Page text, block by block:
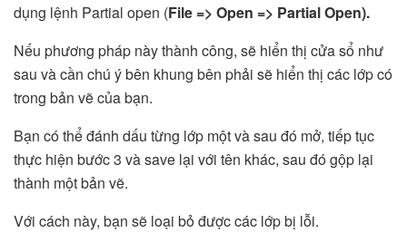
dụng lệnh Partial open (File => Open => Partial Open).
Nếu phương pháp này thành công, sẽ hiển thị cửa sổ như
sau và cần chú ý bên khung bên phải sẽ hiển thị các lớp có
trong bản vẽ của bạn.
Bạn có thể đánh dấu từng lớp một và sau đó mở, tiếp tục
thực hiện bước 3 và save lại với tên khác, sau đó gộp lại
thành một bản vẽ.
Với cách này, bạn sẽ loại bỏ được các lớp bị lỗi.